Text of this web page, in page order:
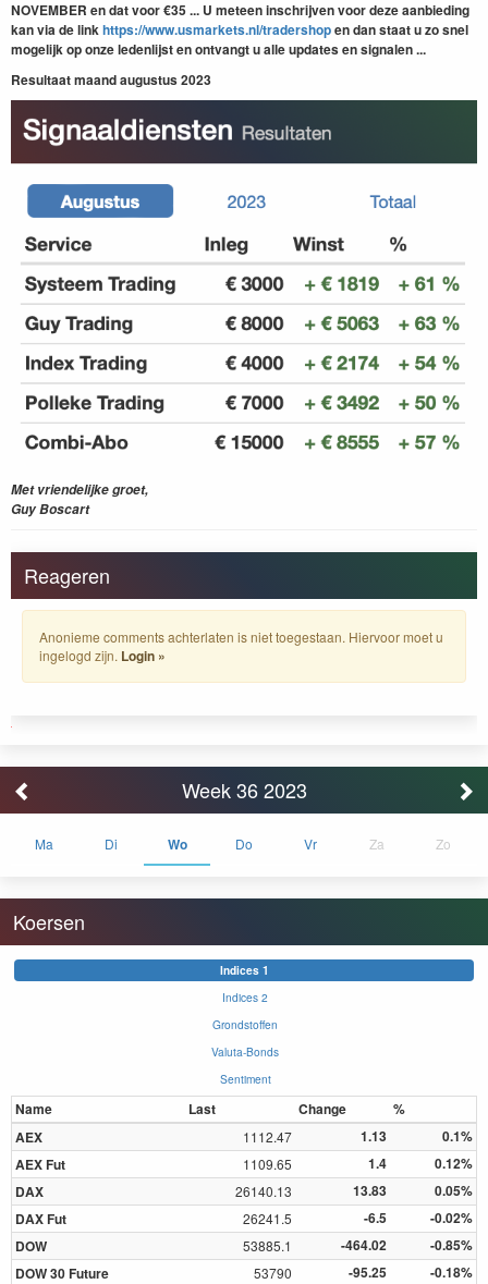
NOVEMBER en datvoor €35 ... U meteen inschrijven voor deze aanbieding
kan via de linkhttps://www.usmarkets.nl/tradershopen dan staat u zo snel
mogelijk op onze ledenlijst en ontvangt u alle updates en signalen ...
Resultaat maand augustus 2023
Met vriendelijke groet,
Guy Boscart
Reageren
Anonieme comments achterlaten is niet toegestaan. Hiervoor moet u
ingelogd zijn. Login »
Week 36 2023
Ma Di Wo Do Vr Za Zo
Koersen
Indices 1
Indices 2
Grondstoffen
Valuta-Bonds
Sentiment
Name Last Change
%
AEX
1112.47 1.13
0.1%
AEX Fut
1109.65 1.4
0.12%
DAX
26140.13 13.83
0.05%
DAX Fut
26241.5 -6.5
-0.02%
DOW
53885.1 -464.02
-0.85%
DOW 30 Future
53790 -95.25
-0.18%